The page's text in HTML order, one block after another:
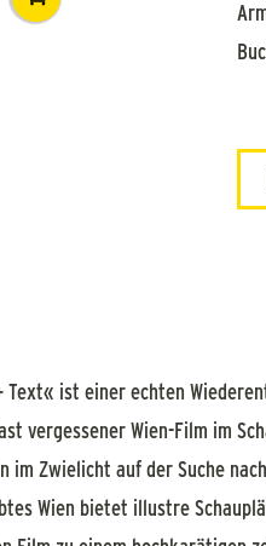
ist einer echten
vergessener Wien-Film im
Zwielicht auf der Suche
Wien bietet illustre